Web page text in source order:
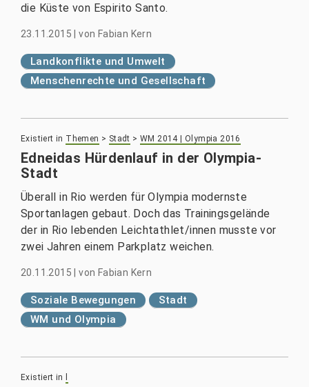
die Küste von Espirito Santo.
23.11.2015 |von Fabian Kern
Landkonflikte und Umwelt
Menschenrechte und Gesellschaft
Existiert in Themen > Stadt >WM 2014 | Olympia 2016
Edneidas Hürdenlauf in der Olympia-
Stadt
Überall in Rio werden für Olympia modernste
Sportanlagen gebaut. Doch das Trainingsgelände
der in Rio lebenden Leichtathlet/innen musste vor
zwei Jahren einem Parkplatz weichen.
20.11.2015 |von Fabian Kern
Soziale Bewegungen
Stadt
WM und Olympia
Existiert in